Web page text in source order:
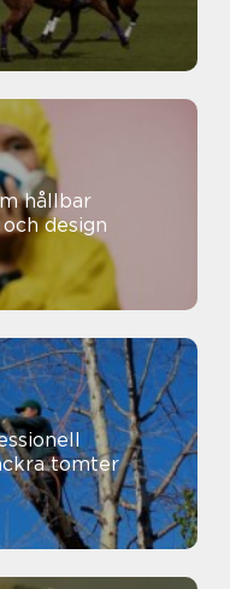
design
tomter